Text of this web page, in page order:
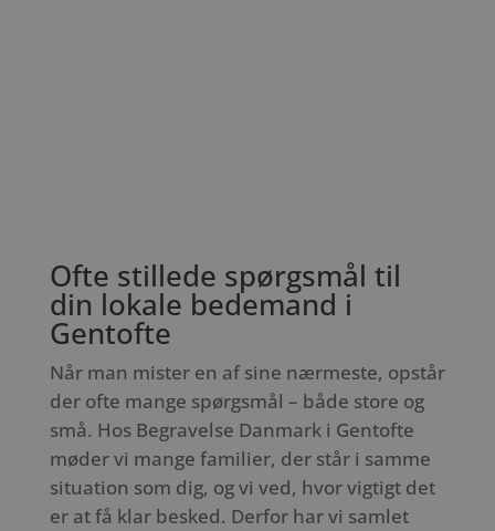
Ofte stillede spørgsmål til
din lokale bedemand i
Gentofte
Når man mister en af sine nærmeste, opstår
der ofte mange spørgsmål – både store og
små. Hos Begravelse Danmark i Gentofte
møder vi mange familier, der står i samme
situation som dig, og vi ved, hvor vigtigt det
er at få klar besked. Derfor har vi samlet